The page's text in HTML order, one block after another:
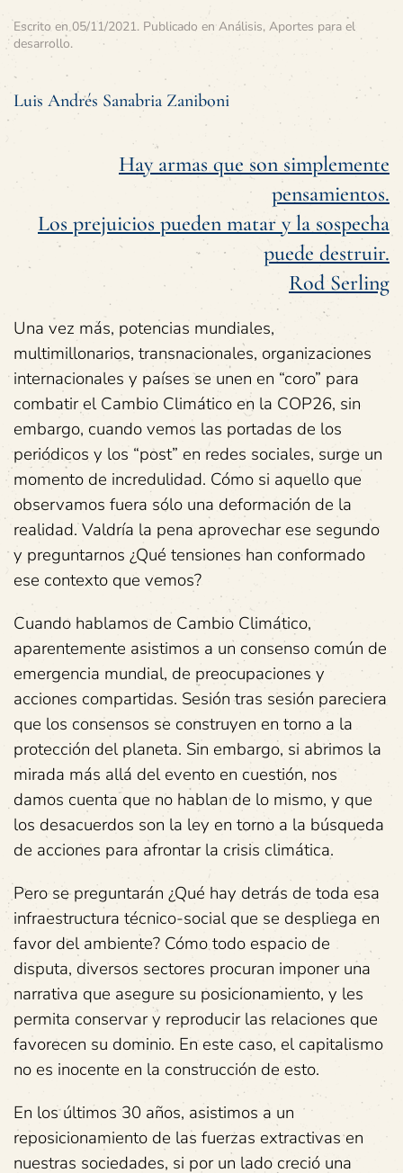
Escrito en05/11/2021. Publicado en Análisis, Aportes para el
desarrollo.
Luis Andrés Sanabria Zaniboni
Hay armas que son simplemente
pensamientos.
Los prejuicios pueden matar y la sospecha
puede destruir.
Rod Serling
Una vez más, potencias mundiales,
multimillonarios, transnacionales, organizaciones
internacionales y países se unen en “coro” para
combatir el Cambio Climático en la COP26, sin
embargo, cuando vemos las portadas de los
periódicos y los “post” en redes sociales, surge un
momento de incredulidad. Cómo si aquello que
observamos fuera sólo una deformación de la
realidad. Valdría la pena aprovechar ese segundo
y preguntarnos ¿Qué tensiones han conformado
ese contexto que vemos?
Cuando hablamos de Cambio Climático,
aparentemente asistimos a un consenso común de
emergencia mundial, de preocupaciones y
acciones compartidas. Sesión tras sesión pareciera
que los consensos se construyen en torno a la
protección del planeta. Sin embargo, si abrimos la
mirada más allá del evento en cuestión, nos
damos cuenta que no hablan de lo mismo, y que
los desacuerdos son la ley en torno a la búsqueda
de acciones para afrontar la crisis climática.
Pero se preguntarán ¿Qué hay detrás de toda esa
infraestructura técnico-social que se despliega en
favor del ambiente? Cómo todo espacio de
disputa, diversos sectores procuran imponer una
narrativa que asegure su posicionamiento, y les
permita conservar y reproducir las relaciones que
favorecen su dominio. En este caso, el capitalismo
no es inocente en la construcción de esto.
En los últimos 30 años, asistimos a un
reposicionamiento de las fuerzas extractivas en
nuestras sociedades, si por un lado creció una